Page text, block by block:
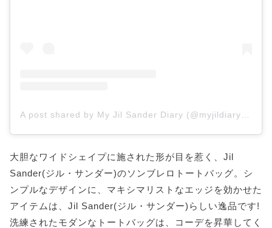
大胆なワイドシェイプに施された形が目を惹く、Jil
Sander(ジル・サンダー)のソンブレロトートバッグ。シ
ンプルなデザインに、マキシマリストなエッジを効かせた
アイテムは、Jil Sander(ジル・サンダー)らしい逸品です!
洗練されたモダンなトートバッグは、コーデを昇華してく